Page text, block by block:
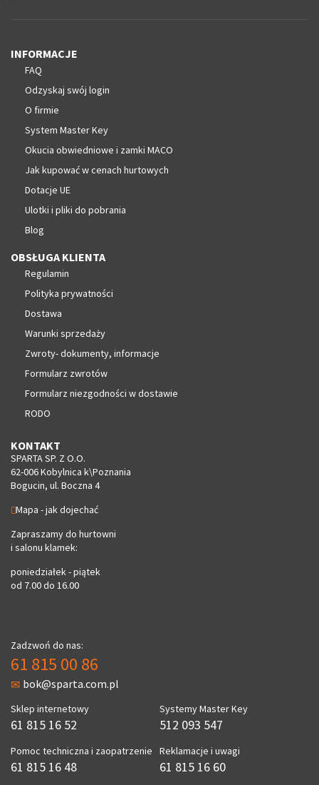
INFORMACJE
FAQ
Odzyskaj swój login
O firmie
System Master Key
Okucia obwiedniowe i zamki MACO
Jak kupować w cenach hurtowych
Dotacje UE
Ulotki i pliki do pobrania
Blog
OBSŁUGA KLIENTA
Regulamin
Polityka prywatności
Dostawa
Warunki sprzedaży
Zwroty- dokumenty, informacje
Formularz zwrotów
Formularz niezgodności w dostawie
RODO
KONTAKT
SPARTA SP. Z O.O.
62-006 Kobylnica k\Poznania
Bogucin, ul. Boczna 4
Mapa - jak dojechać
Zapraszamy do hurtowni
i salonu klamek:
poniedziałek - piątek
od 7.00 do 16.00
Zadzwoń do nas:
61 815 00 86
bok@sparta.com.pl
Sklep internetowy
61 815 16 52
Pomoc techniczna i zaopatrzenie
61 815 16 48
Systemy Master Key
512 093 547
Reklamacje i uwagi
61 815 16 60